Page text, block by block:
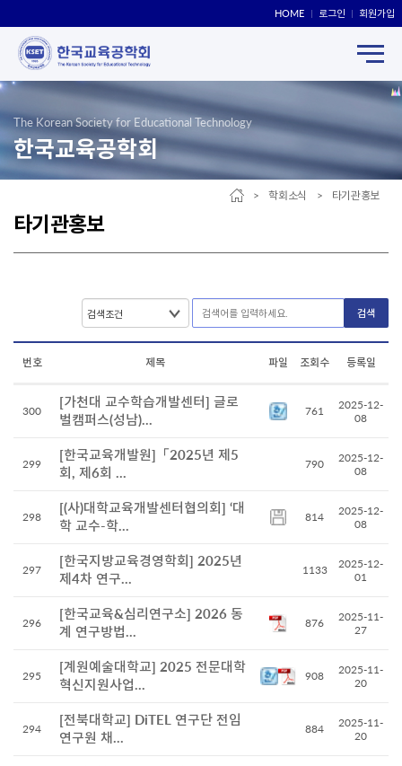
HOME 로그인 회원가입
The Korean Society for Educational Technology
한국교육공학회
타기관홍보
> 학회소식 > 타기관홍보
검색
번호 제목 파일 조회수 등록일
300
[가천대 교수학습개발센터] 글로
벌캠퍼스(성남)...
761
2025-12-
08
299
[한국교육개발원]「2025년 제5
회, 제6회 ...
790
2025-12-
08
298
[(사)대학교육개발센터협의회] ‘대
학 교수-학...
814
2025-12-
08
297
[한국지방교육경영학회] 2025년
제4차 연구...
1133
2025-12-
01
296
[한국교육&심리연구소] 2026 동
계 연구방법...
876
2025-11-
27
295
[계원예술대학교] 2025 전문대학
혁신지원사업...
908
2025-11-
20
294
[전북대학교] DiTEL 연구단 전임
연구원 채...
884
2025-11-
20